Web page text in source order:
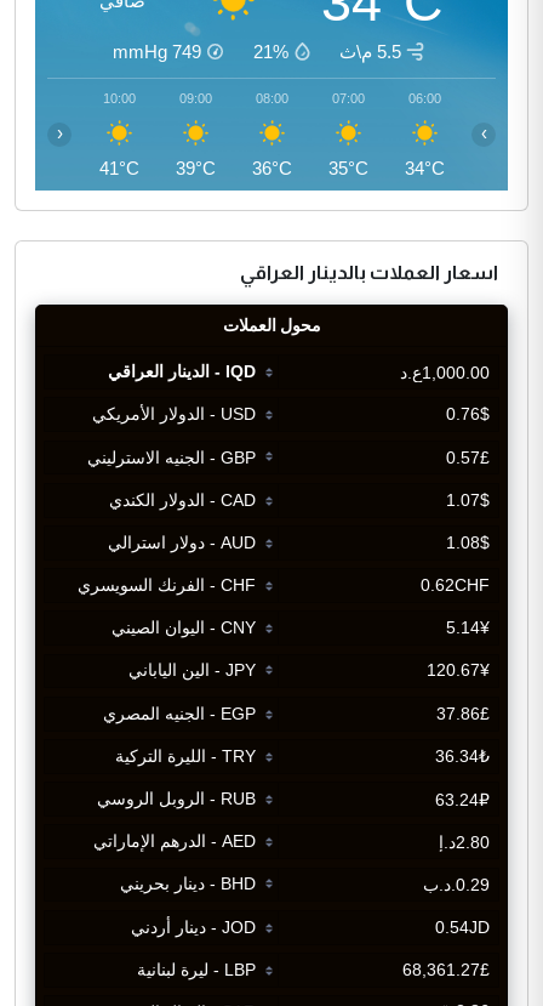
5.5 م\ث 21%
749
mmHg
06:00
34°C
07:00
35°C
08:00
36°C
09:00
39°C
10:00
41°C
‹ ›
اسعار العملات بالدينار العراقي